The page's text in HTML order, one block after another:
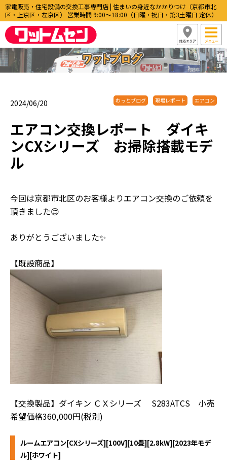
家電販売・住宅設備の交換工事専門店 | 住まいの身近なかかりつけ（京都市北
区・上京区・左京区） 営業時間 9:00〜18:00（日曜・祝日・第3土曜日 定休）
2024/06/20 わっとブログ 現場レポート エアコン
エアコン交換レポート ダイキ
ンCXシリーズ お掃除搭載モデ
ル
今回は京都市北区のお客様よりエアコン交換のご依頼を
頂きました😊
ありがとうございました✨
【既設商品】
【交換製品】ダイキン ＣＸシリーズ S283ATCS 小売
希望価格360,000円(税別)
ルームエアコン[CXシリーズ][100V][10畳][2.8kW][2023年モデ
ル][ホワイト]